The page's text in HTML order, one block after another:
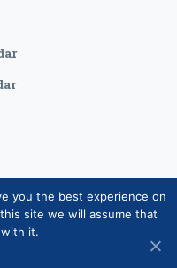
ry 2026 |
|Henkilötietojen
you the best experience on
site we will assume that
it.